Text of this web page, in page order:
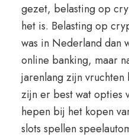
gezet, belasting op
het is. Belasting op
was in Nederland dan
online banking, maar
jarenlang zijn
zijn er best wat opties
hepen bij het kopen
slots spellen